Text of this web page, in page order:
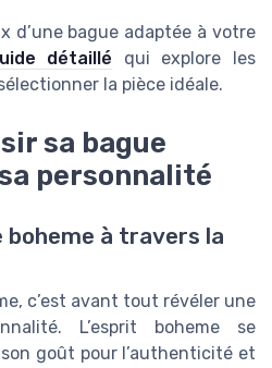
d’une bague adaptée à votre
détaillé qui explore les
la pièce idéale.
sa bague
personnalité
à travers la
c’est avant tout révéler une
L’esprit boheme se
goût pour l’authenticité et